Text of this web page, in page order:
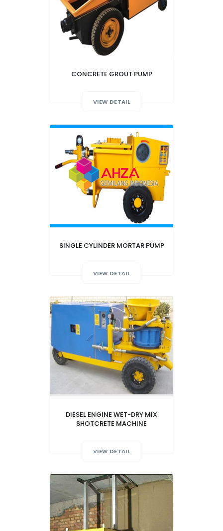
CONCRETE GROUT PUMP
VIEW DETAIL
SINGLE CYLINDER MORTAR PUMP
VIEW DETAIL
DIESEL ENGINE WET-DRY MIX
SHOTCRETE MACHINE
VIEW DETAIL